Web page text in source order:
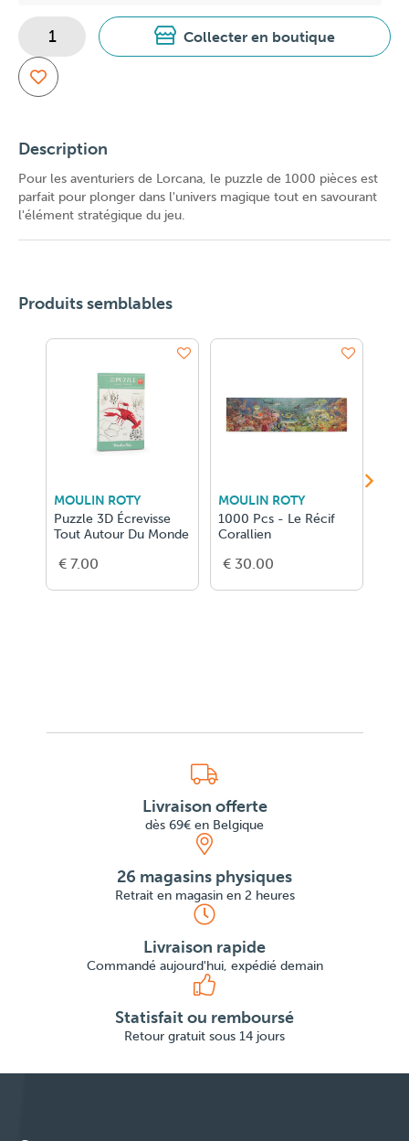
Collecter en boutique
Description
Pour les aventuriers de Lorcana, le puzzle de 1000 pièces est
parfait pour plonger dans l'univers magique tout en savourant
l'élément stratégique du jeu.
Produits semblables
MOULIN ROTY
Puzzle 3D Écrevisse
Tout Autour Du Monde
€ 7.00
MOULIN ROTY
1000 Pcs - Le Récif
Corallien
€ 30.00
Livraison offerte
dès 69€ en Belgique
26 magasins physiques
Retrait en magasin en 2 heures
Livraison rapide
Commandé aujourd'hui, expédié demain
Statisfait ou remboursé
Retour gratuit sous 14 jours